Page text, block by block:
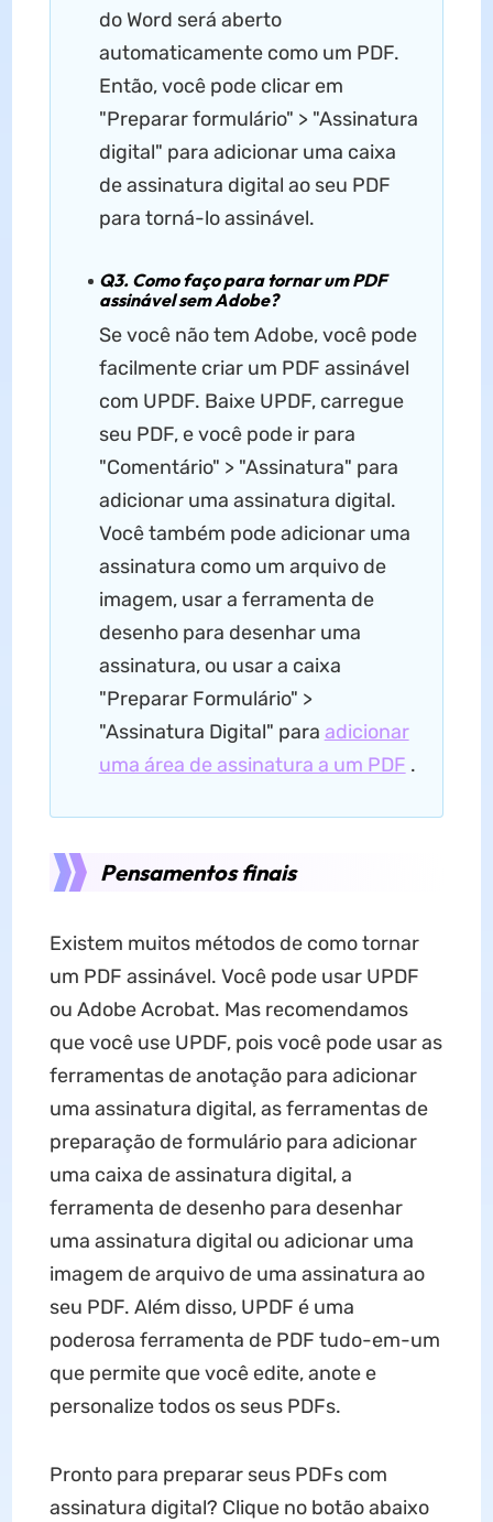
do Word será aberto
automaticamente como um PDF.
Então, você pode clicar em
"Preparar formulário" > "Assinatura
digital" para adicionar uma caixa
de assinatura digital ao seu PDF
para torná-lo assinável.
Q3. Como faço para tornar um PDF
assinável sem Adobe?
Se você não tem Adobe, você pode
facilmente criar um PDF assinável
com UPDF. Baixe UPDF, carregue
seu PDF, e você pode ir para
"Comentário" > "Assinatura" para
adicionar uma assinatura digital.
Você também pode adicionar uma
assinatura como um arquivo de
imagem, usar a ferramenta de
desenho para desenhar uma
assinatura, ou usar a caixa
"Preparar Formulário" >
"Assinatura Digital" para adicionar
uma área de assinatura a um PDF .
Pensamentos finais
Existem muitos métodos de como tornar
um PDF assinável. Você pode usar UPDF
ou Adobe Acrobat. Mas recomendamos
que você use UPDF, pois você pode usar as
ferramentas de anotação para adicionar
uma assinatura digital, as ferramentas de
preparação de formulário para adicionar
uma caixa de assinatura digital, a
ferramenta de desenho para desenhar
uma assinatura digital ou adicionar uma
imagem de arquivo de uma assinatura ao
seu PDF. Além disso, UPDF é uma
poderosa ferramenta de PDF tudo-em-um
que permite que você edite, anote e
personalize todos os seus PDFs.
Pronto para preparar seus PDFs com
assinatura digital? Clique no botão abaixo